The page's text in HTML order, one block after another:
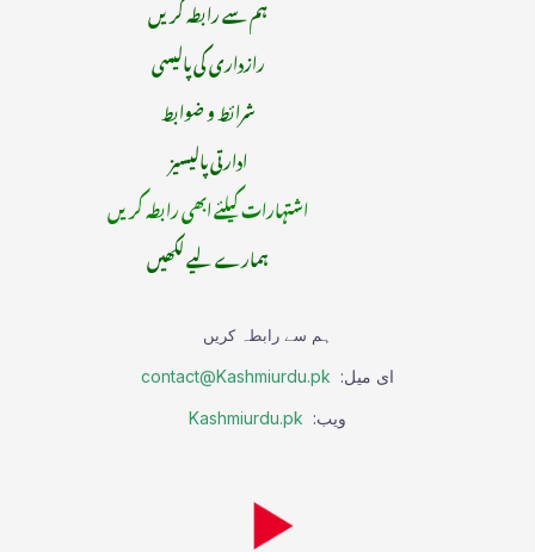
ہم سے رابطہ کریں
رازداری کی پالیسی
شرائط و ضوابط
ادارتی پالیسیز
اشتہارات کیلئے ابھی رابطہ کریں
ہمارے لیے لکھیں
ہم سے رابطہ کریں
ای میل: contact@Kashmiurdu.pk
ویب: Kashmiurdu.pk